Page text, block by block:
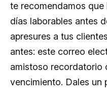
te recomendamos
días laborables antes
apresures a tus
antes: este correo
amistoso recordatorio
vencimiento. Dales un